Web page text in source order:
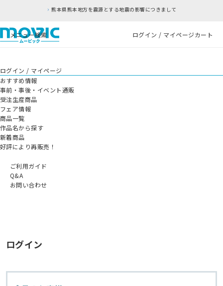
熊本県熊本地方を震源とする地震の影響につきまして
メニュー検索 ログイン / マイページカート
ログイン / マイページ
おすすめ情報
事前・事後・イベント通販
受注生産商品
フェア情報
商品一覧
作品名から探す
新着商品
好評により再販売！
ご利用ガイド
Q&A
お問い合わせ
ログイン